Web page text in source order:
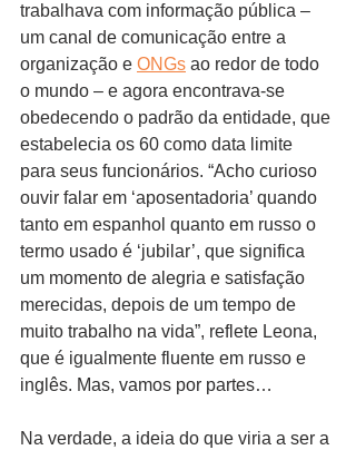
trabalhava com informação pública –
um canal de comunicação entre a
organização e ONGs ao redor de todo
o mundo – e agora encontrava-se
obedecendo o padrão da entidade, que
estabelecia os 60 como data limite
para seus funcionários. “Acho curioso
ouvir falar em ‘aposentadoria’ quando
tanto em espanhol quanto em russo o
termo usado é ‘jubilar’, que significa
um momento de alegria e satisfação
merecidas, depois de um tempo de
muito trabalho na vida”, reflete Leona,
que é igualmente fluente em russo e
inglês. Mas, vamos por partes…
Na verdade, a ideia do que viria a ser a